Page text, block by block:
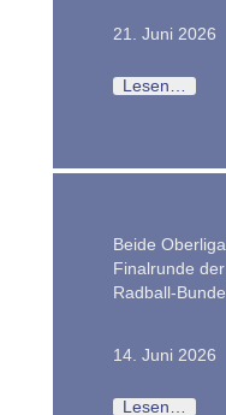
21. Juni 2026
Lesen…
Beide
Finalrunde
Radball-
14. Juni 2026
Lesen…